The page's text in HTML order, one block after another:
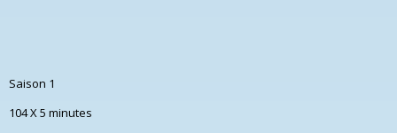
Saison 1
104 X 5 minutes